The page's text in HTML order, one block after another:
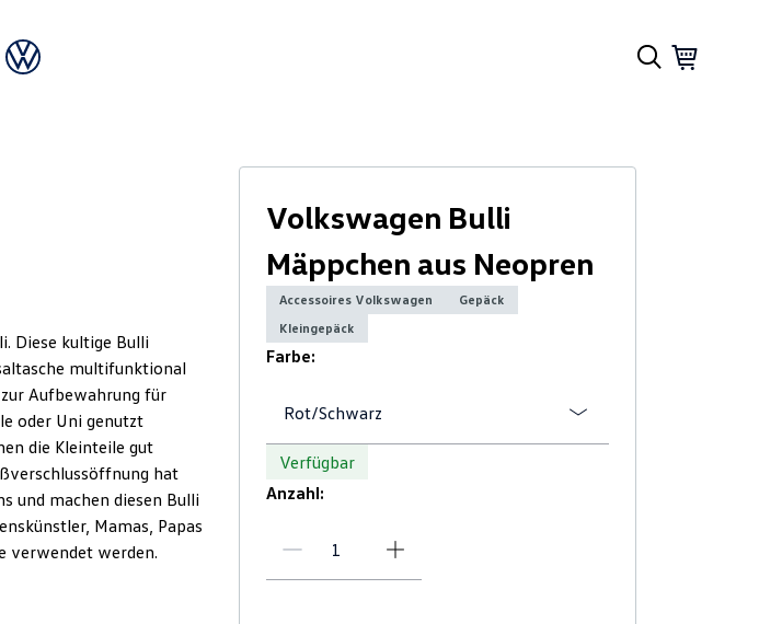
Diese kultige Bulli
multifunktional
Aufbewahrung für
oder Uni genutzt
die Kleinteile gut
hat
und machen diesen Bulli
Mamas, Papas
verwendet werden.
Volkswagen Bulli
Mäppchen aus Neopren
Accessoires Volkswagen
Gepäck
Kleingepäck
Farbe:
Rot/Schwarz
Verfügbar
Anzahl: